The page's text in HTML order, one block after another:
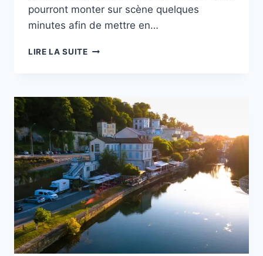
pourront monter sur scène quelques
minutes afin de mettre en…
LIRE LA SUITEAPPEL
JEUNES
TALENTS